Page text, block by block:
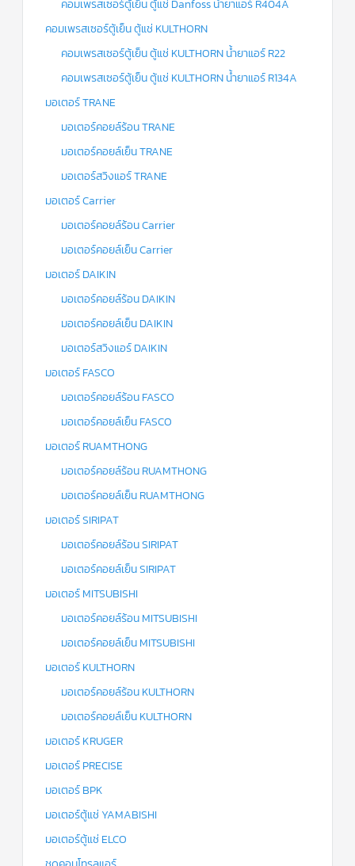
คอมเพรสเซอร์ตู้เย็น ตู้แช่ Danfoss น้ำยาแอร์ R404A
คอมเพรสเซอร์ตู้เย็น ตู้แช่ KULTHORN
คอมเพรสเซอร์ตู้เย็น ตู้แช่ KULTHORN น้ำยาแอร์ R22
คอมเพรสเซอร์ตู้เย็น ตู้แช่ KULTHORN น้ำยาแอร์ R134A
มอเตอร์ TRANE
มอเตอร์คอยล์ร้อน TRANE
มอเตอร์คอยล์เย็น TRANE
มอเตอร์สวิงแอร์ TRANE
มอเตอร์ Carrier
มอเตอร์คอยล์ร้อน Carrier
มอเตอร์คอยล์เย็น Carrier
มอเตอร์ DAIKIN
มอเตอร์คอยล์ร้อน DAIKIN
มอเตอร์คอยล์เย็น DAIKIN
มอเตอร์สวิงแอร์ DAIKIN
มอเตอร์ FASCO
มอเตอร์คอยล์ร้อน FASCO
มอเตอร์คอยล์เย็น FASCO
มอเตอร์ RUAMTHONG
มอเตอร์คอยล์ร้อน RUAMTHONG
มอเตอร์คอยล์เย็น RUAMTHONG
มอเตอร์ SIRIPAT
มอเตอร์คอยล์ร้อน SIRIPAT
มอเตอร์คอยล์เย็น SIRIPAT
มอเตอร์ MITSUBISHI
มอเตอร์คอยล์ร้อน MITSUBISHI
มอเตอร์คอยล์เย็น MITSUBISHI
มอเตอร์ KULTHORN
มอเตอร์คอยล์ร้อน KULTHORN
มอเตอร์คอยล์เย็น KULTHORN
มอเตอร์ KRUGER
มอเตอร์ PRECISE
มอเตอร์ BPK
มอเตอร์ตู้แช่ YAMABISHI
มอเตอร์ตู้แช่ ELCO